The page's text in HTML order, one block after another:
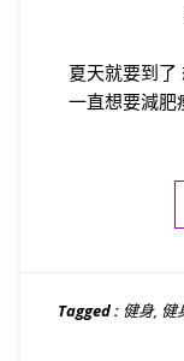
夏天就要到了
一直想要減肥
Tagged : 健身, 健